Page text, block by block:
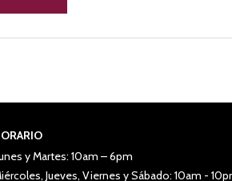
y Martes: 10am – 6pm
Jueves, Viernes y Sábado: 10am -